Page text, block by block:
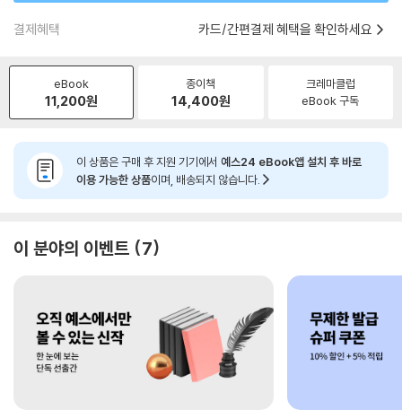
결제혜택 카드/간편결제 혜택을 확인하세요
eBook
11,200원
종이책
14,400원
크레마클럽
eBook 구독
이 상품은 구매 후 지원 기기에서 예스24 eBook앱 설치 후 바로
이용 가능한 상품이며, 배송되지 않습니다.
이 분야의 이벤트 7